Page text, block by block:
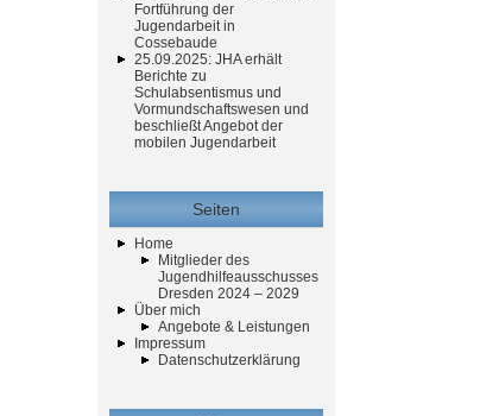
Fortführung der
Jugendarbeit in
Cossebaude
25.09.2025: JHA erhält
Berichte zu
Schulabsentismus und
Vormundschaftswesen und
beschließt Angebot der
mobilen Jugendarbeit
Seiten
Home
Mitglieder des
Jugendhilfeausschusses
Dresden 2024 – 2029
Über mich
Angebote & Leistungen
Impressum
Datenschutzerklärung